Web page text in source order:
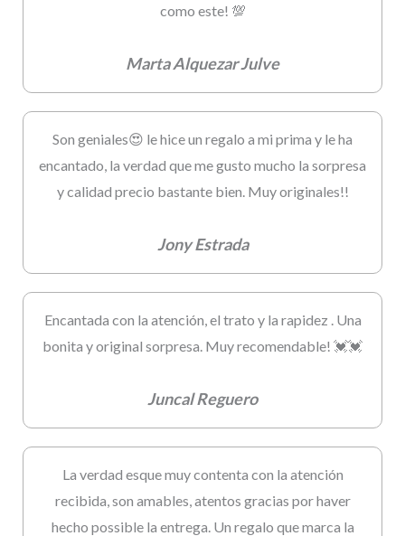
como este! 💯
Marta Alquezar Julve
Son geniales😍 le hice un regalo a mi prima y le ha
encantado, la verdad que me gusto mucho la sorpresa
y calidad precio bastante bien. Muy originales!!
Jony Estrada
Encantada con la atención, el trato y la rapidez . Una
bonita y original sorpresa. Muy recomendable! 💓💓
Juncal Reguero
La verdad esque muy contenta con la atención
recibida, son amables, atentos gracias por haver
hecho possible la entrega. Un regalo que marca la